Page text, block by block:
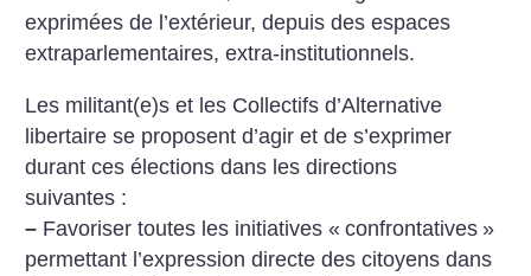
exprimées de l’extérieur, depuis des espaces
extraparlementaires, extra-institutionnels.
Les militant(e)s et les Collectifs d’Alternative
libertaire se proposent d’agir et de s’exprimer
durant ces élections dans les directions
suivantes :
– Favoriser toutes les initiatives « confrontatives »
permettant l’expression directe des citoyens dans